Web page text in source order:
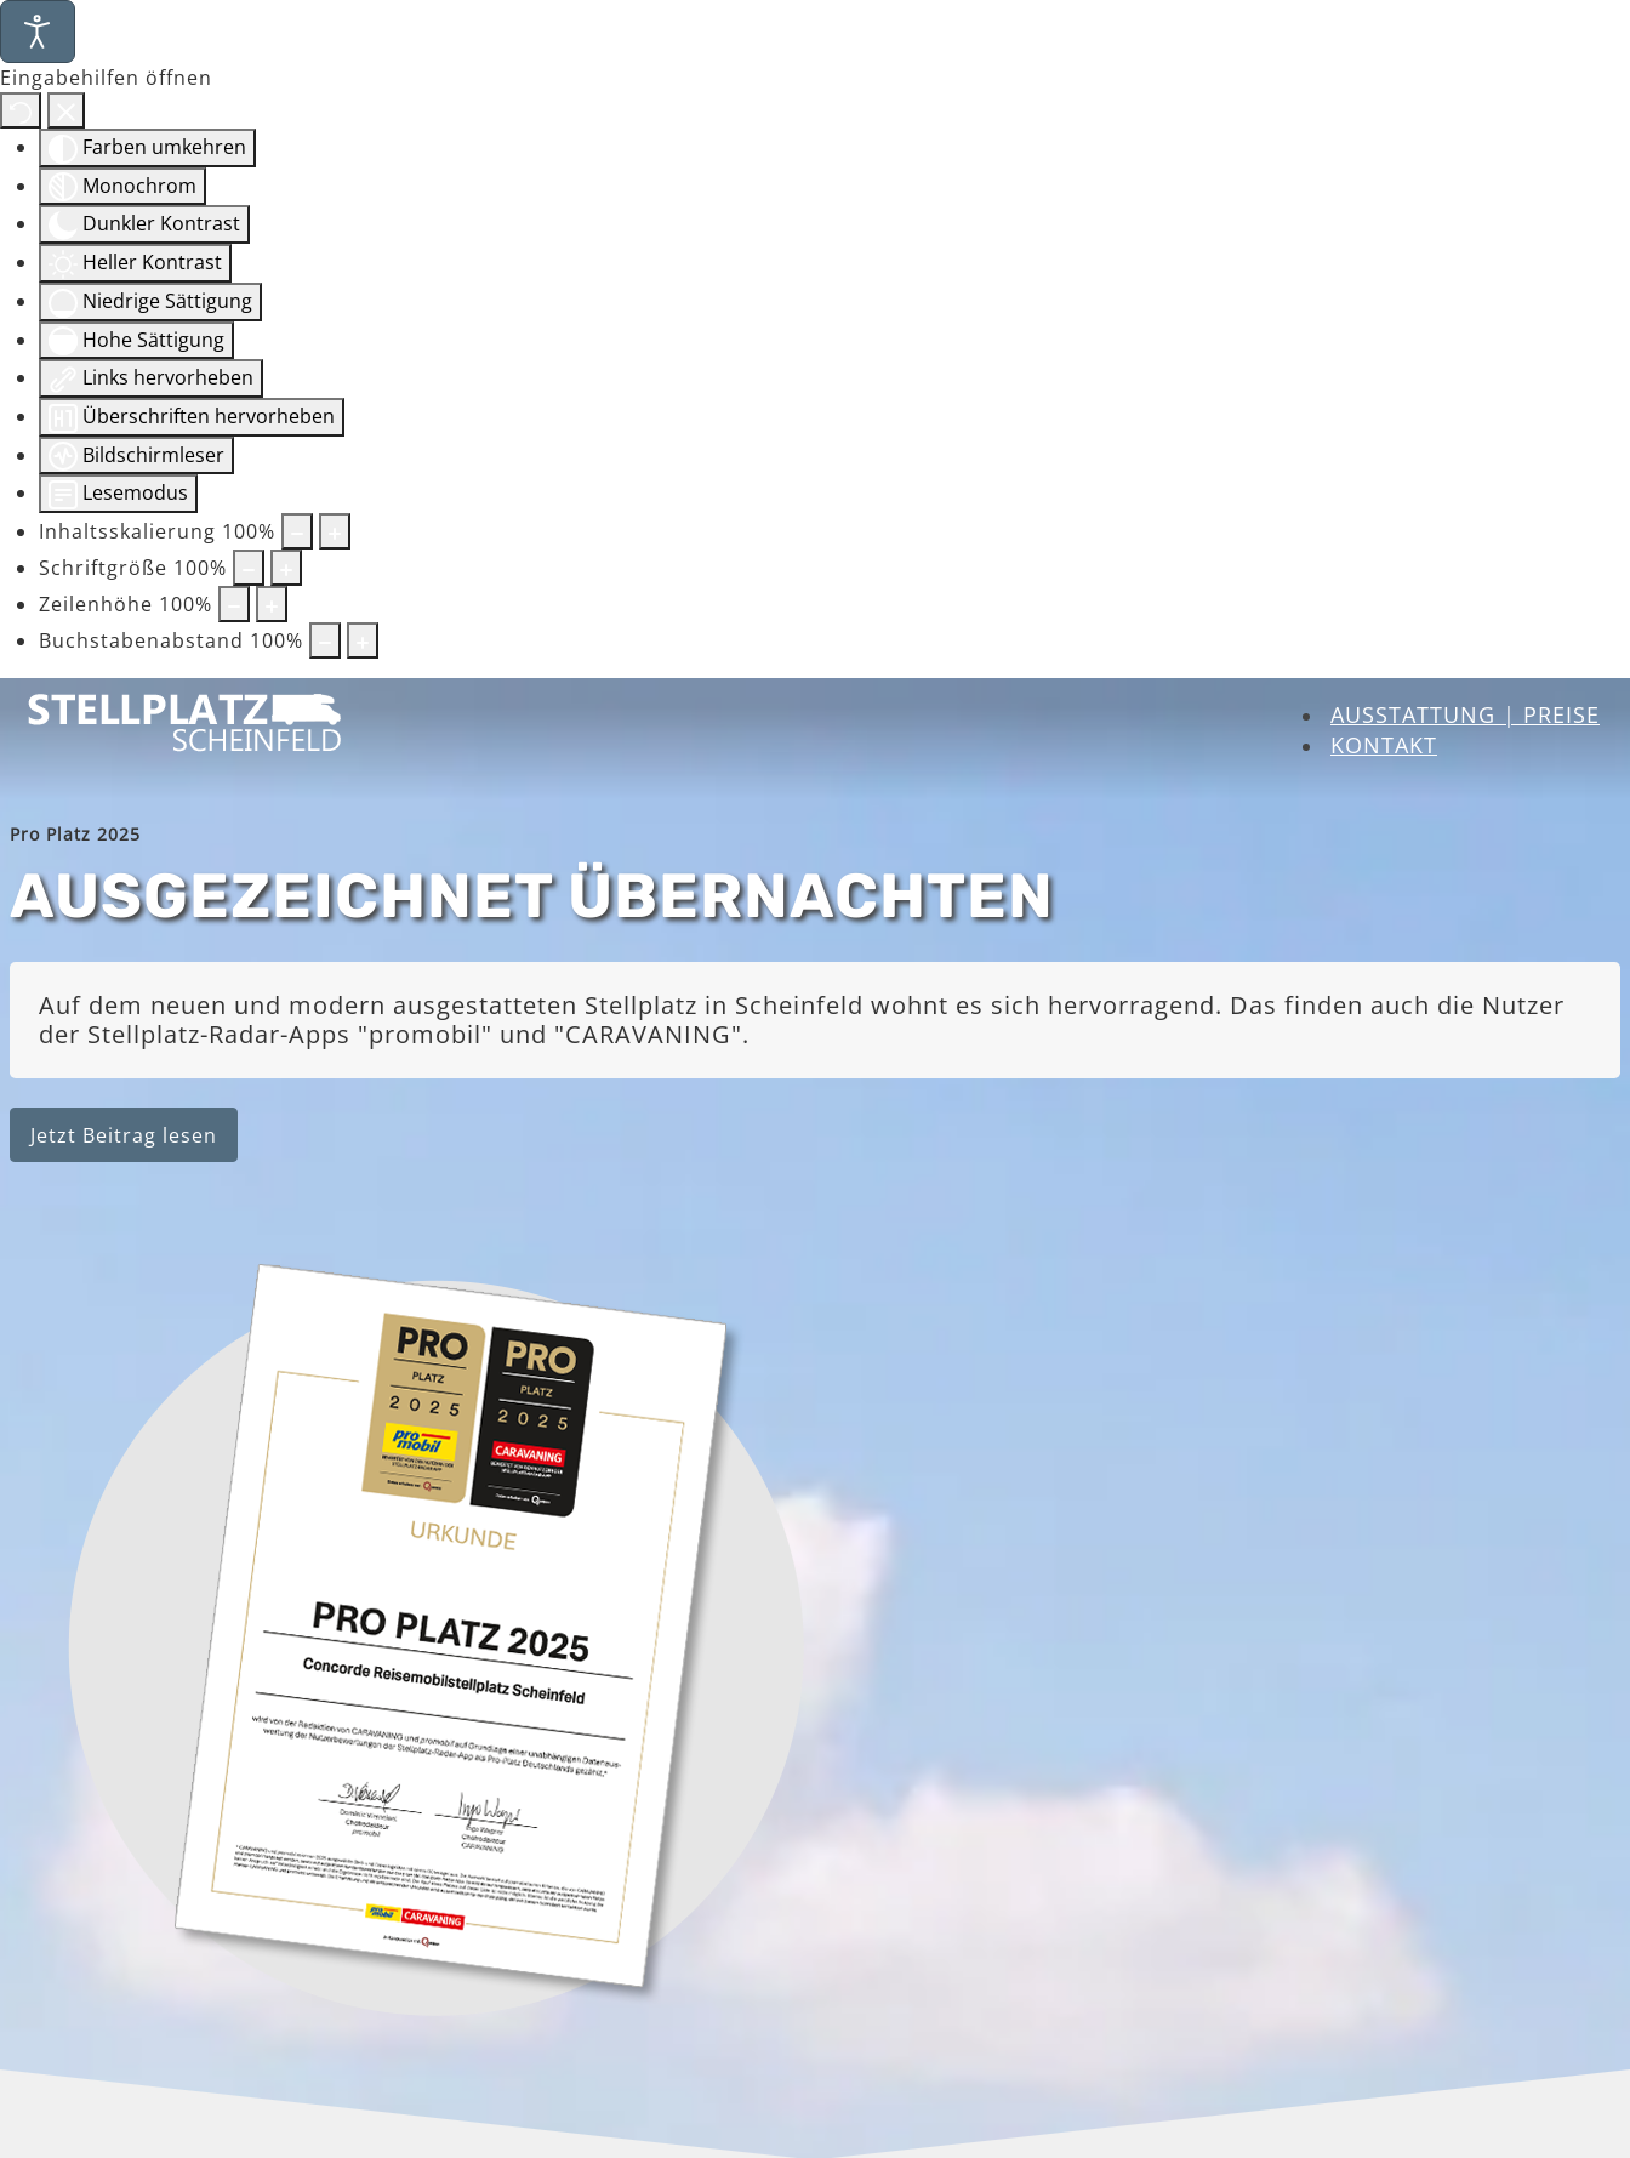
Eingabehilfen öffnen
Farben umkehren
Monochrom
Dunkler Kontrast
Heller Kontrast
Niedrige Sättigung
Hohe Sättigung
Links hervorheben
Überschriften hervorheben
Bildschirmleser
Lesemodus
Inhaltsskalierung 100%
Schriftgröße 100%
Zeilenhöhe 100%
Buchstabenabstand 100%
AUSSTATTUNG | PREISE
KONTAKT
Pro Platz 2025
AUSGEZEICHNET ÜBERNACHTEN
Auf dem neuen und modern ausgestatteten Stellplatz in Scheinfeld wohnt es sich hervorragend. Das finden auch die Nutzer
der Stellplatz-Radar-Apps "promobil" und "CARAVANING".
Jetzt Beitrag lesen